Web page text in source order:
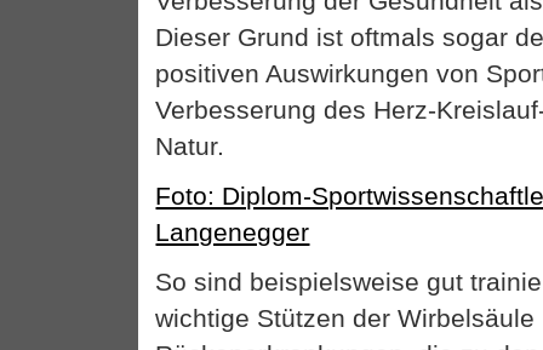
Dieser Grund ist oftmals sogar
positiven Auswirkungen von
Verbesserung des Herz-
Natur.
Foto: Diplom-
Langenegger
So sind beispielsweise gut
wichtige Stützen der